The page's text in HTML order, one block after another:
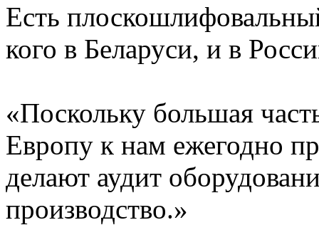
Есть
кого в Беларуси, и в
«Поскольку большая
Европу к нам ежегодно
делают аудит
производство.»